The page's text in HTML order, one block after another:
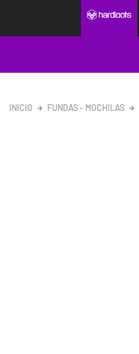
contenido
INICIO FUNDAS - MOCHILAS